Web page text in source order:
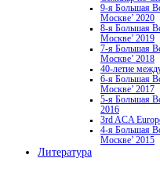
9-я Большая
Москве’ 2020
8-я Большая
Москве’ 2019
7-я Большая
Москве’ 2018
40-летие
6-я Большая
Москве’ 2017
5-я Большая
2016
3rd ACA
4-я Большая
Москве’ 2015
Литература